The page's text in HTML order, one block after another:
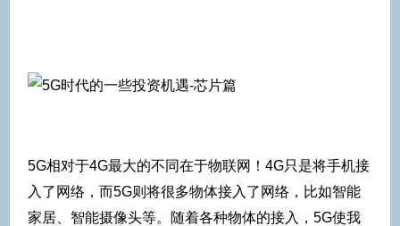
5G相对于4G最大的不同在于物联网！4G只是将手机接
入了网络，而5G则将很多物体接入了网络，比如智能
家居、智能摄像头等。随着各种物体的接入，5G使我